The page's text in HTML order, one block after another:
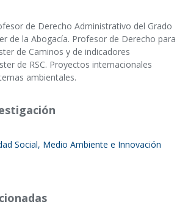
de Derecho Administrativo del Grado
de la Abogacía. Profesor de Derecho para
de Caminos y de indicadores
de RSC. Proyectos internacionales
ambientales.
Social, Medio Ambiente e Innovación